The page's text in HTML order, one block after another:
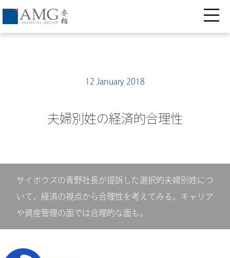
12 January 2018
夫婦別姓の経済的合理性
サイボウズの青野社長が提訴した選択的夫婦別姓につ
いて、経済の視点から合理性を考えてみる。キャリア
や資産管理の面では合理的な面も。